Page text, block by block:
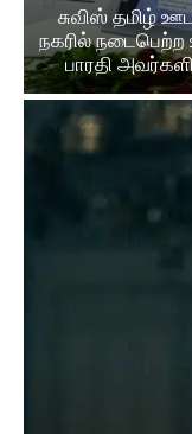
சுவிஸ் தமிழ்
நகரில்
பாரதி